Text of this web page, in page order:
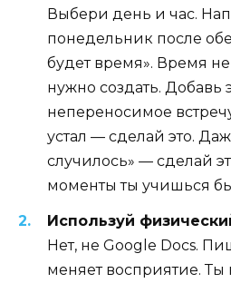
Выбери день и час.
понедельник после
будет время». Время
нужно создать. Добавь
непереносимое
устал — сделай это.
случилось» — сделай
моменты ты учишься
Используй
Нет, не Google Docs.
меняет восприятие. Ты